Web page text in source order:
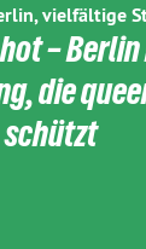
vielfältige
–
die
schützt